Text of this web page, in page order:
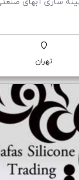
تهران